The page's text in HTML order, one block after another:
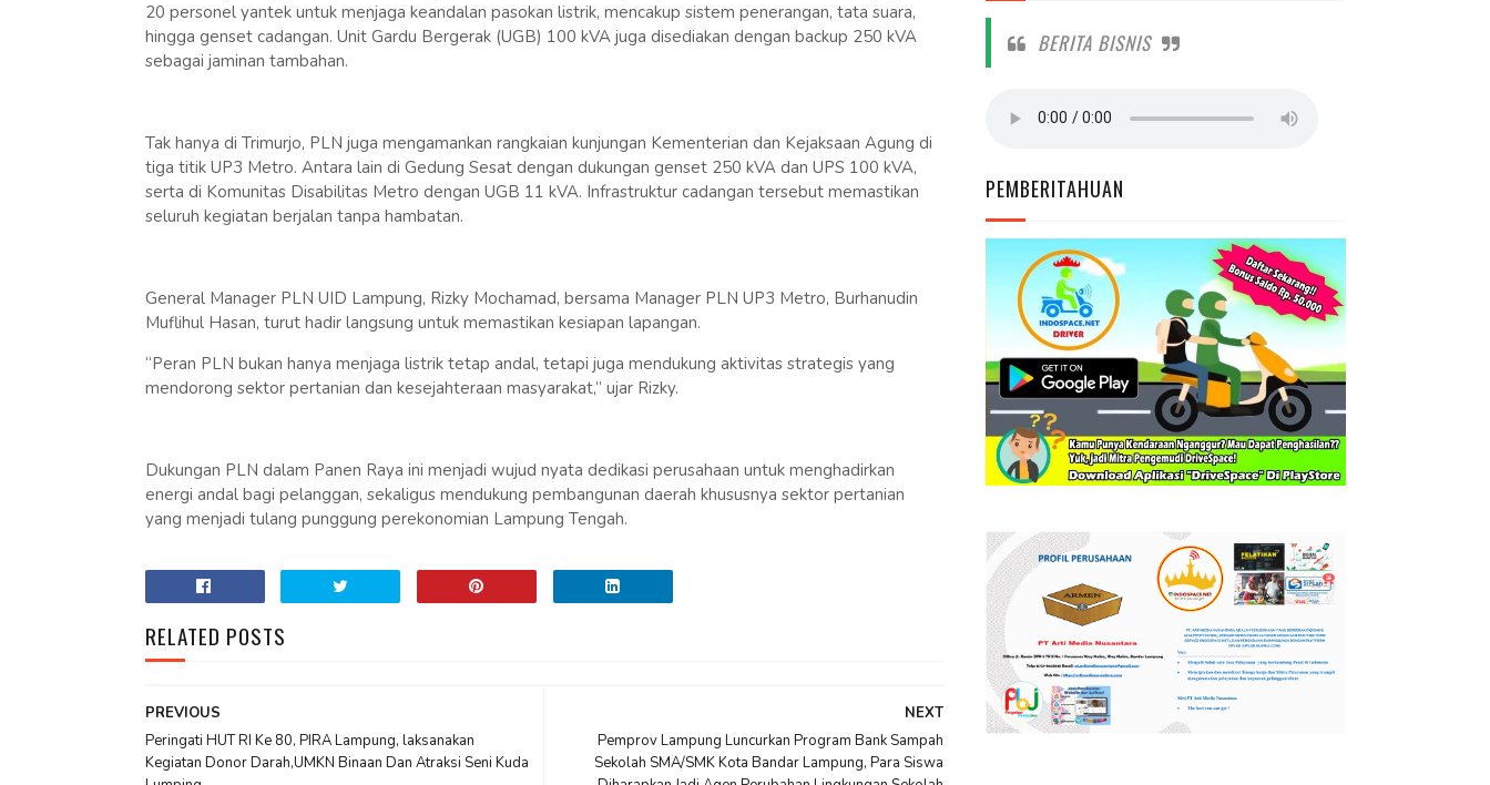
20 personel yantek untuk menjaga keandalan pasokan listrik, mencakup sistem penerangan, tata suara,
hingga genset cadangan. Unit Gardu Bergerak (UGB) 100 kVA juga disediakan dengan backup 250 kVA
sebagai jaminan tambahan.
Tak hanya di Trimurjo, PLN juga mengamankan rangkaian kunjungan Kementerian dan Kejaksaan Agung di
tiga titik UP3 Metro. Antara lain di Gedung Sesat dengan dukungan genset 250 kVA dan UPS 100 kVA,
serta di Komunitas Disabilitas Metro dengan UGB 11 kVA. Infrastruktur cadangan tersebut memastikan
seluruh kegiatan berjalan tanpa hambatan.
General Manager PLN UID Lampung, Rizky Mochamad, bersama Manager PLN UP3 Metro, Burhanudin
Muflihul Hasan, turut hadir langsung untuk memastikan kesiapan lapangan.
“Peran PLN bukan hanya menjaga listrik tetap andal, tetapi juga mendukung aktivitas strategis yang
mendorong sektor pertanian dan kesejahteraan masyarakat,” ujar Rizky.
Dukungan PLN dalam Panen Raya ini menjadi wujud nyata dedikasi perusahaan untuk menghadirkan
energi andal bagi pelanggan, sekaligus mendukung pembangunan daerah khususnya sektor pertanian
yang menjadi tulang punggung perekonomian Lampung Tengah.
RELATED POSTS
NEXT
Pemprov Lampung Luncurkan Program Bank Sampah
Sekolah SMA/SMK Kota Bandar Lampung, Para Siswa
PREVIOUS
Peringati HUT RI Ke 80, PIRA Lampung, laksanakan
Kegiatan Donor Darah,UMKN Binaan Dan Atraksi Seni Kuda
BERITA BISNIS
PEMBERITAHUAN